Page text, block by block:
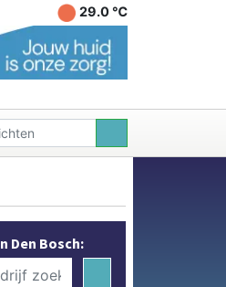
29.0 ℃
Den Bosch: